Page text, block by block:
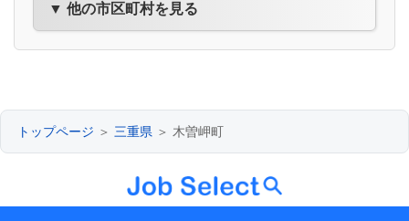
▼ 他の市区町村を見る
トップページ ＞ 三重県 ＞ 木曽岬町